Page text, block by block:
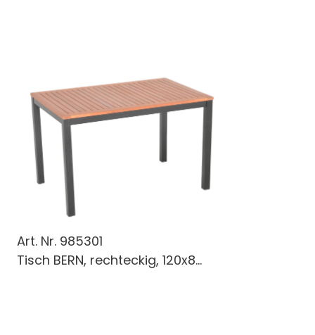
Art. Nr. 985301
Tisch BERN, rechteckig, 120x8...